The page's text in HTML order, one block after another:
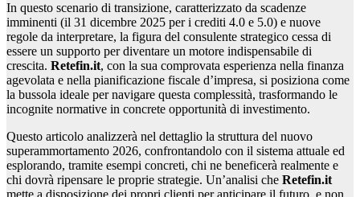
In questo scenario di transizione, caratterizzato da scadenze
imminenti (il 31 dicembre 2025 per i crediti 4.0 e 5.0) e nuove
regole da interpretare, la figura del consulente strategico cessa di
essere un supporto per diventare un motore indispensabile di
crescita. Retefin.it, con la sua comprovata esperienza nella finanza
agevolata e nella pianificazione fiscale d’impresa, si posiziona come
la bussola ideale per navigare questa complessità, trasformando le
incognite normative in concrete opportunità di investimento.
Questo articolo analizzerà nel dettaglio la struttura del nuovo
superammortamento 2026, confrontandolo con il sistema attuale ed
esplorando, tramite esempi concreti, chi ne beneficerà realmente e
chi dovrà ripensare le proprie strategie. Un’analisi che Retefin.it